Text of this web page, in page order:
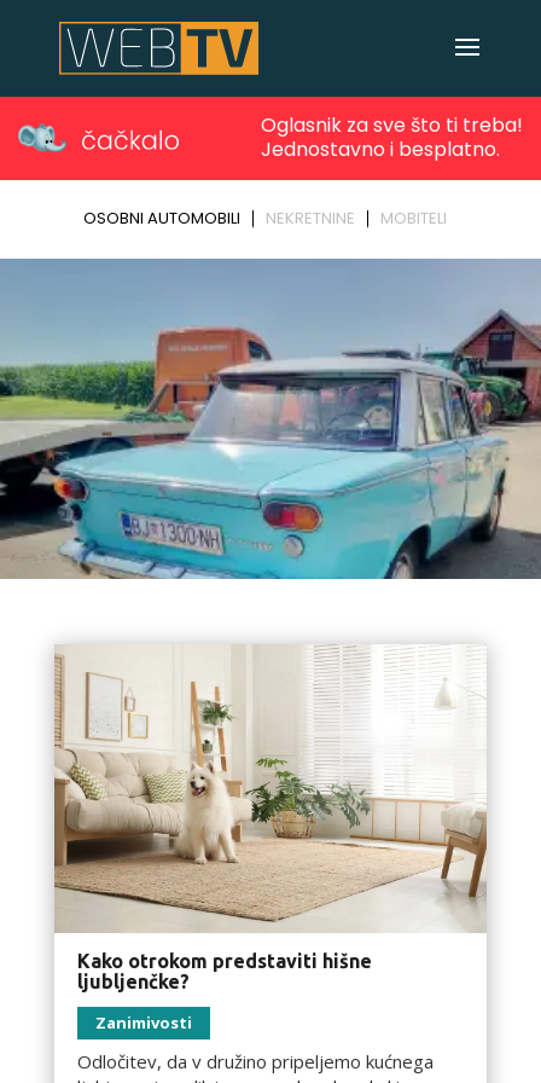
Kako otrokom predstaviti hišne
ljubljenčke?
Zanimivosti
Odločitev, da v družino pripeljemo kućnega